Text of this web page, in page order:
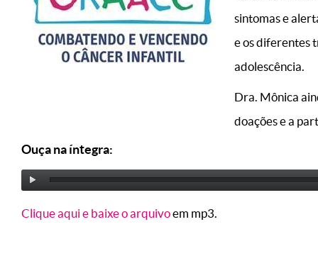
sintomas e
e os diferentes
adolescência.
Dra. Mônica
doações e a
Ouça na íntegra:
Clique aqui e baixe o arquivoem mp3.